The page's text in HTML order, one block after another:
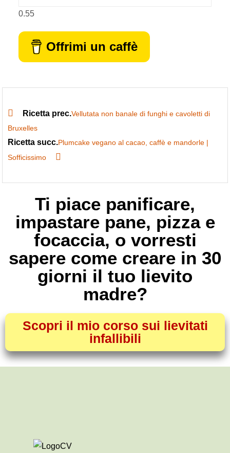
Offrimi un caffè
Ricetta prec.Vellutata non banale di funghi e cavoletti di
Bruxelles
Ricetta succ.Plumcake vegano al cacao, caffè e mandorle |
Sofficissimo
Ti piace panificare,
impastare pane, pizza e
focaccia, o vorresti
sapere come creare in 30
giorni il tuo lievito
madre?
Scopri il mio corso sui lievitati
infallibili